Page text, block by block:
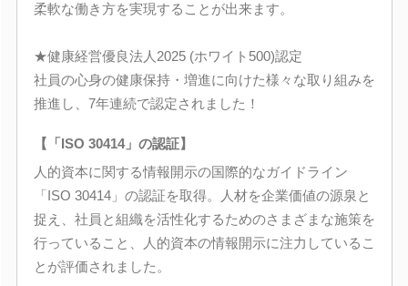
柔軟な働き方を実現することが出来ます。
★健康経営優良法人2025 (ホワイト500)認定
社員の心身の健康保持・増進に向けた様々な取り組みを
推進し、7年連続で認定されました！
【「ISO 30414」の認証】
人的資本に関する情報開示の国際的なガイドライン
「ISO 30414」の認証を取得。人材を企業価値の源泉と
捉え、社員と組織を活性化するためのさまざまな施策を
行っていること、人的資本の情報開示に注力しているこ
とが評価されました。